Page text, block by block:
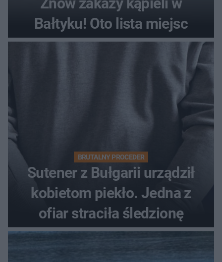
Bałtyku! Oto lista miejsc
BRUTALNY PROCEDER
Sutener z Bułgarii urządził
kobietom piekło. Jedna z
ofiar straciła śledzionę